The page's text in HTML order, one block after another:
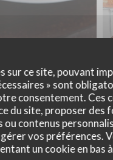
ce site, pouvant
» sont
consentement. Ces
du site, proposer des
contenus
vos préférences.
un cookie en bas